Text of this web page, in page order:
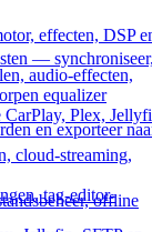
effecten, DSP
audio-effecten,
equalizer
Plex,
cloud-streaming,
tag-editor-
—
en exporteer
offline